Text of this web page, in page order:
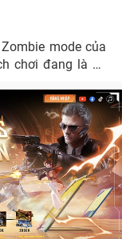
mode của
chơi đang là xu